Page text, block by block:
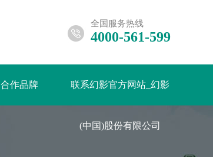
全国服务热线
4000-561-599
合作品牌 联系幻影官方网站_幻影
(中国)股份有限公司